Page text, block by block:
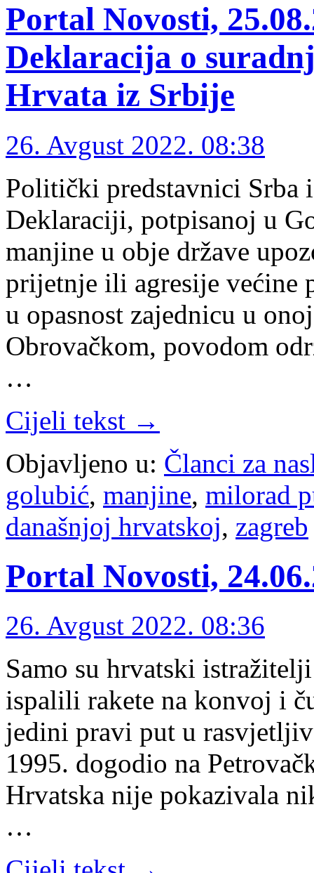
Portal Novosti,
Deklaracija o
Hrvata iz Srbije
26. Avgust 2022. 08:38
Politički predstavnici Srba
Deklaraciji, potpisanoj u
manjine u obje države
prijetnje ili agresije većine
u opasnost zajednicu u
Obrovačkom, povodom
…
Cijeli tekst →
Objavljeno u: Članci za
golubić, manjine, milorad
današnjoj hrvatskoj, zagreb
Portal Novosti,
26. Avgust 2022. 08:36
Samo su hrvatski
ispalili rakete na konvoj i
jedini pravi put u
1995. dogodio na
Hrvatska nije pokazivala
…